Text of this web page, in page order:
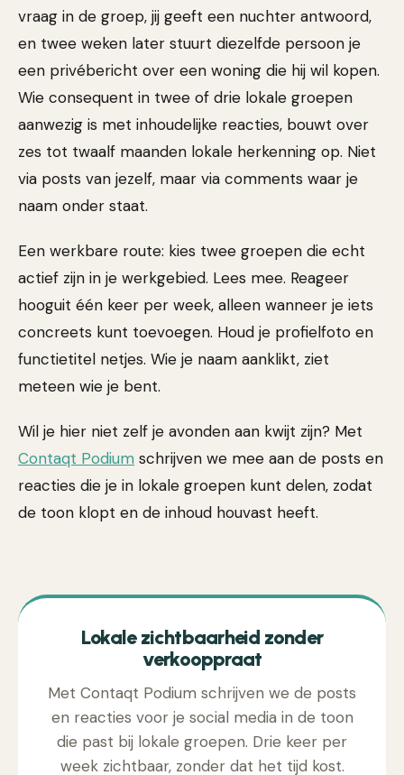
vraag in de groep, jij geeft een nuchter antwoord,
en twee weken later stuurt diezelfde persoon je
een privébericht over een woning die hij wil kopen.
Wie consequent in twee of drie lokale groepen
aanwezig is met inhoudelijke reacties, bouwt over
zes tot twaalf maanden lokale herkenning op. Niet
via posts van jezelf, maar via comments waar je
naam onder staat.
Een werkbare route: kies twee groepen die echt
actief zijn in je werkgebied. Lees mee. Reageer
hooguit één keer per week, alleen wanneer je iets
concreets kunt toevoegen. Houd je profielfoto en
functietitel netjes. Wie je naam aanklikt, ziet
meteen wie je bent.
Wil je hier niet zelf je avonden aan kwijt zijn? Met
Contaqt Podium schrijven we mee aan de posts en
reacties die je in lokale groepen kunt delen, zodat
de toon klopt en de inhoud houvast heeft.
Lokale zichtbaarheid zonder
verkooppraat
Met Contaqt Podium schrijven we de posts
en reacties voor je social media in de toon
die past bij lokale groepen. Drie keer per
week zichtbaar, zonder dat het tijd kost.